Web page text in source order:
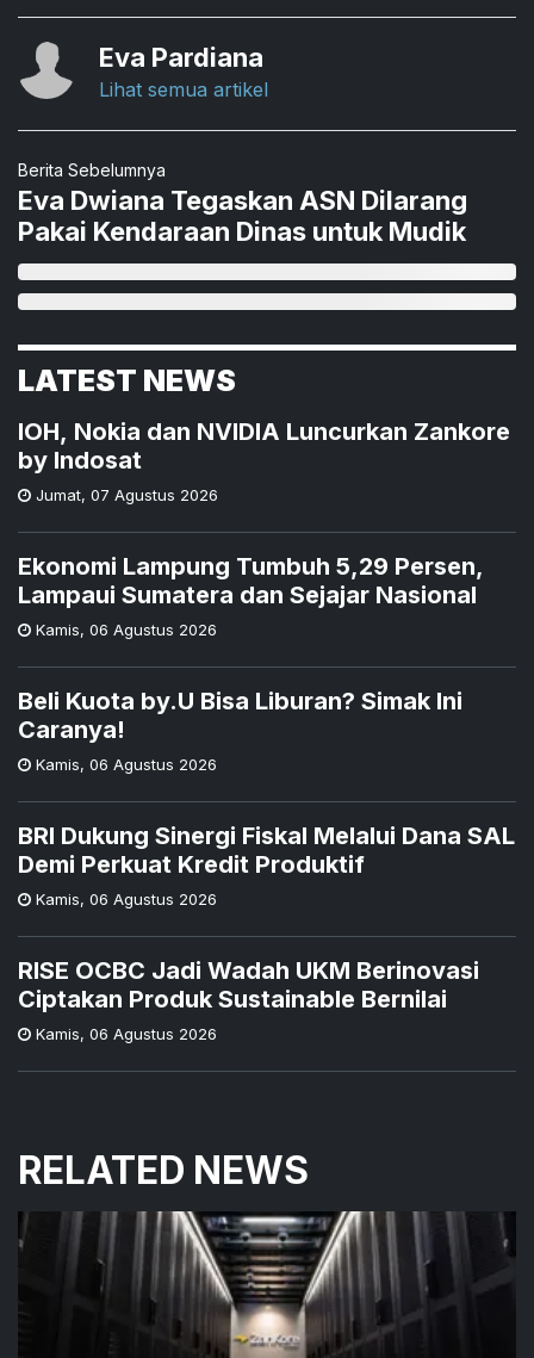
Eva Pardiana
Lihat semua artikel
Berita Sebelumnya
Eva Dwiana Tegaskan ASN Dilarang
Pakai Kendaraan Dinas untuk Mudik
LATEST NEWS
IOH, Nokia dan NVIDIA Luncurkan Zankore
by Indosat
Jumat, 07 Agustus 2026
Ekonomi Lampung Tumbuh 5,29 Persen,
Lampaui Sumatera dan Sejajar Nasional
Kamis, 06 Agustus 2026
Beli Kuota by.U Bisa Liburan? Simak Ini
Caranya!
Kamis, 06 Agustus 2026
BRI Dukung Sinergi Fiskal Melalui Dana SAL
Demi Perkuat Kredit Produktif
Kamis, 06 Agustus 2026
RISE OCBC Jadi Wadah UKM Berinovasi
Ciptakan Produk Sustainable Bernilai
Kamis, 06 Agustus 2026
RELATED NEWS